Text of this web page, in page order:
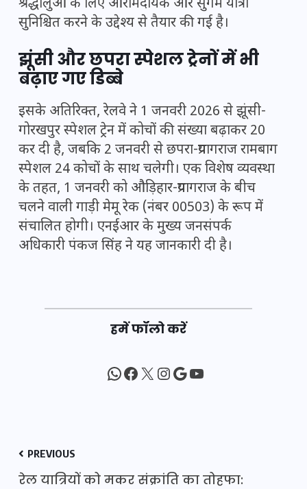
श्रद्धालुओं के लिए आरामदायक और सुगम यात्रा
सुनिश्चित करने के उद्देश्य से तैयार की गई है।
झूंसी और छपरा स्पेशल ट्रेनों में भी
बढ़ाए गए डिब्बे
इसके अतिरिक्त, रेलवे ने 1 जनवरी 2026 से झूंसी-
गोरखपुर स्पेशल ट्रेन में कोचों की संख्या बढ़ाकर 20
कर दी है, जबकि 2 जनवरी से छपरा-प्रयागराज रामबाग
स्पेशल 24 कोचों के साथ चलेगी। एक विशेष व्यवस्था
के तहत, 1 जनवरी को औड़िहार-प्रयागराज के बीच
चलने वाली गाड़ी मेमू रेक (नंबर 00503) के रूप में
संचालित होगी। एनईआरके मुख्य जनसंपर्क
अधिकारी पंकज सिंह ने यह जानकारी दी है।
हमें फॉलो करें
WhatsApp
Facebook
X Instagram
Google
YouTube
PREVIOUS
रेल यात्रियों को मकर संक्रांति का तोहफा: